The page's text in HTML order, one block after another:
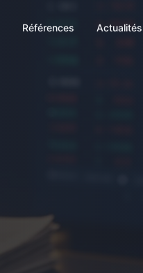
Références Actualités